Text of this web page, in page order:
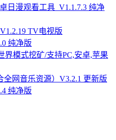
日漫观看工具_V1.1.7.3 纯净
TV电视版
纯净版
界模式挖矿/支持PC,安卓,苹果
全网音乐资源）V3.2.1 更新版
纯净版